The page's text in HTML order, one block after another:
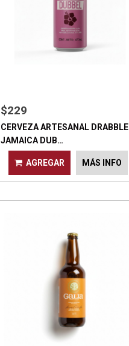
$229
CERVEZA ARTESANAL DRABBLE
JAMAICA DUB…
AGREGAR MÁS INFO